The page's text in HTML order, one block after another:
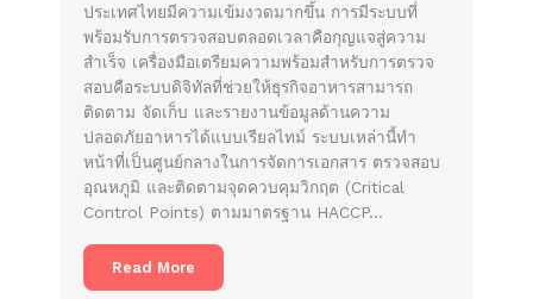
ประเทศไทยมีความเข้มงวดมากขึ้น การมีระบบที่
พร้อมรับการตรวจสอบตลอดเวลาคือกุญแจสู่ความ
สำเร็จ เครื่องมือเตรียมความพร้อมสำหรับการตรวจ
สอบคือระบบดิจิทัลที่ช่วยให้ธุรกิจอาหารสามารถ
ติดตาม จัดเก็บ และรายงานข้อมูลด้านความ
ปลอดภัยอาหารได้แบบเรียลไทม์ ระบบเหล่านี้ทำ
หน้าที่เป็นศูนย์กลางในการจัดการเอกสาร ตรวจสอบ
อุณหภูมิ และติดตามจุดควบคุมวิกฤต (Critical
Control Points) ตามมาตรฐาน HACCP…
Read More